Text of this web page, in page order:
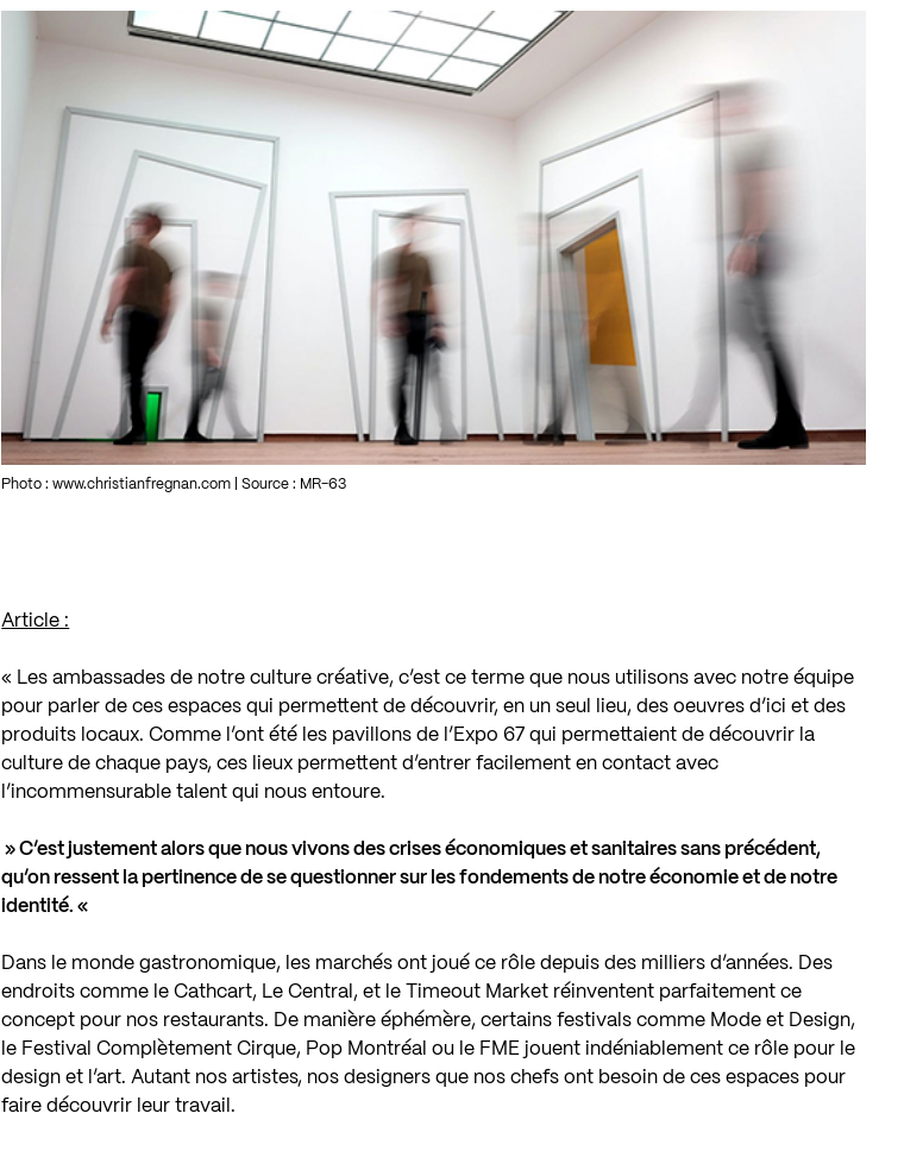
Photo : www.christianfregnan.com | Source : MR-63
Article :
« Les ambassades de notre culture créative, c’est ce terme que nous utilisons avec notre équipe
pour parler de ces espaces qui permettent de découvrir, en un seul lieu, des oeuvres d’ici et des
produits locaux. Comme l’ont été les pavillons de l’Expo 67 qui permettaient de découvrir la
culture de chaque pays, ces lieux permettent d’entrer facilement en contact avec
l’incommensurable talent qui nous entoure.
» C’est justement alors que nous vivons des crises économiques et sanitaires sans précédent,
qu’on ressent la pertinence de se questionner sur les fondements de notre économie et de notre
identité. «
Dans le monde gastronomique, les marchés ont joué ce rôle depuis des milliers d’années. Des
endroits comme le Cathcart, Le Central, et le Timeout Market réinventent parfaitement ce
concept pour nos restaurants. De manière éphémère, certains festivals comme Mode et Design,
le Festival Complètement Cirque, Pop Montréal ou le FME jouent indéniablement ce rôle pour le
design et l’art. Autant nos artistes, nos designers que nos chefs ont besoin de ces espaces pour
faire découvrir leur travail.